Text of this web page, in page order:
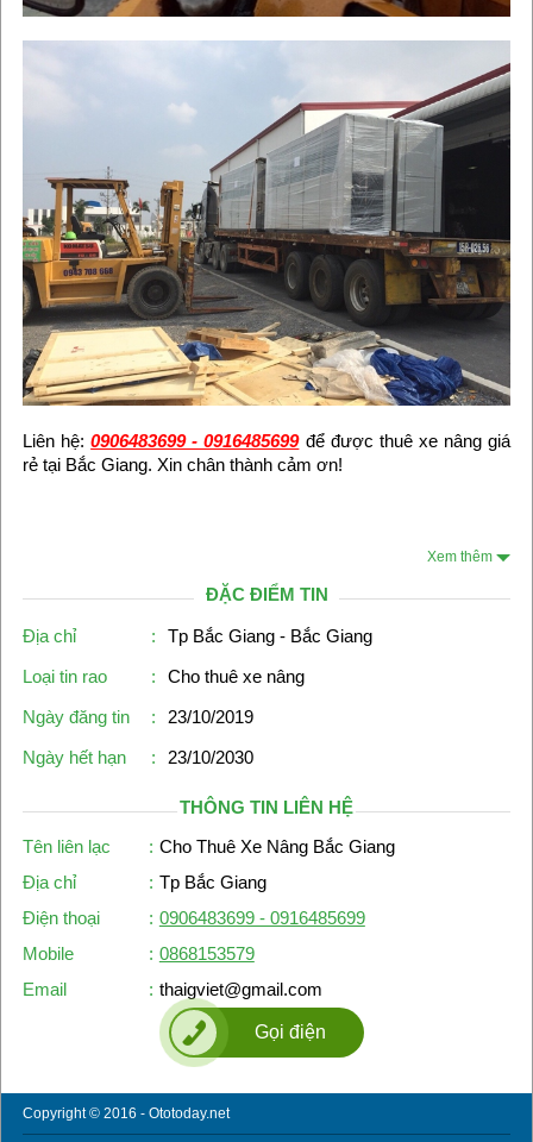
Liên hệ:0906483699 - 0916485699để được thuê xe nâng giá
rẻ tại Bắc Giang. Xin chân thành cảm ơn!
Xem thêm
ĐẶC ĐIỂM TIN
Địa chỉ :
Tp Bắc Giang - Bắc Giang
Loại tin rao
:
Cho thuê xe nâng
Ngày đăng tin
:
23/10/2019
Ngày hết hạn
: 23/10/2030
THÔNG TIN LIÊN HỆ
Tên liên lạc
: Cho Thuê Xe Nâng Bắc Giang
Địa chỉ
: Tp Bắc Giang
Điện thoại
: 0906483699 - 0916485699
Mobile
: 0868153579
Email
: thaigviet@gmail.com
Gọi điện
Copyright © 2016 - Ototoday.net